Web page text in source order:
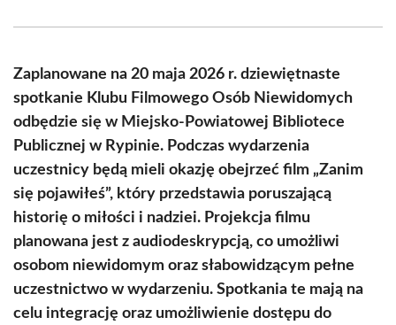
(Twitter)
Zaplanowane na 20 maja 2026 r. dziewiętnaste
spotkanie Klubu Filmowego Osób Niewidomych
odbędzie się w Miejsko-Powiatowej Bibliotece
Publicznej w Rypinie. Podczas wydarzenia
uczestnicy będą mieli okazję obejrzeć film „Zanim
się pojawiłeś”, który przedstawia poruszającą
historię o miłości i nadziei. Projekcja filmu
planowana jest z audiodeskrypcją, co umożliwi
osobom niewidomym oraz słabowidzącym pełne
uczestnictwo w wydarzeniu. Spotkania te mają na
celu integrację oraz umożliwienie dostępu do